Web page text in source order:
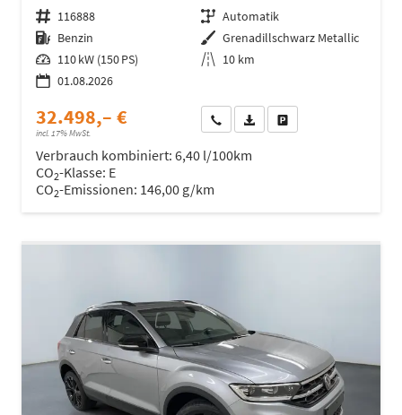
Fahrzeugnr. 116888 Getriebe Automatik
Kraftstoff Benzin Außenfarbe Grenadillschwarz Metallic
Leistung 110 kW (150 PS) Kilometerstand 10 km
01.08.2026
32.498,– €
incl. 17% MwSt.
Wir rufen Sie anFahrzeugexposé (PDF)
Verbrauch kombiniert: 6,40 l/100km
CO2-Klasse: E
CO2-Emissionen: 146,00 g/km